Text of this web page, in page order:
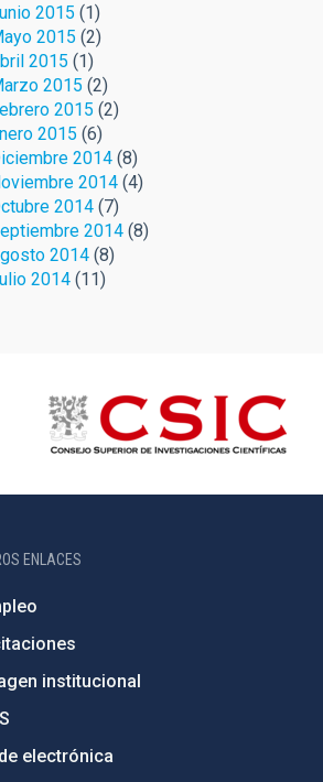
2015 (1)
2015 (2)
2015 (1)
2015 (2)
2015 (2)
2015 (6)
2014(8)
2014(4)
2014(7)
2014(8)
2014(8)
2014(11)
ENLACES
institucional
electrónica